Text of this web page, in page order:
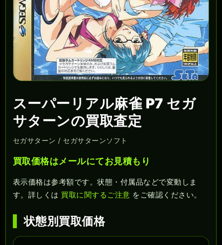
スーパーリアル麻雀 P7 セガ
サターンの買取査定
セガサターン / セガサターンソフト
買取価格はメールにてお見積もり
表示価格は参考額です。状態・付属品などで変動しま
す。詳しくは 買取に関するご注意 をご確認ください。
状態別買取価格